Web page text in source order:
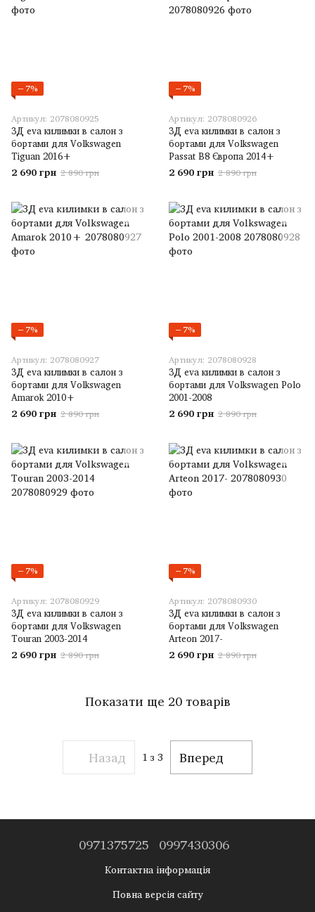
−7%
Артикул: 2078080925
3Д eva килимки в салон з
бортами для Volkswagen
Tiguan 2016+
2 690 грн 2 890 грн
−7%
Артикул: 2078080926
3Д eva килимки в салон з
бортами для Volkswagen
Passat B8 Європа 2014+
2 690 грн 2 890 грн
−7%
Артикул: 2078080927
3Д eva килимки в салон з
бортами для Volkswagen
Amarok 2010+
2 690 грн 2 890 грн
−7%
Артикул: 2078080928
3Д eva килимки в салон з
бортами для Volkswagen Polo
2001-2008
2 690 грн 2 890 грн
−7%
Артикул: 2078080929
3Д eva килимки в салон з
бортами для Volkswagen
Touran 2003-2014
2 690 грн 2 890 грн
−7%
Артикул: 2078080930
3Д eva килимки в салон з
бортами для Volkswagen
Arteon 2017-
2 690 грн 2 890 грн
Показати ще 20 товарів
Назад 1 з 3 Вперед
0971375725 0997430306
Контактна інформація
Повна версія сайту